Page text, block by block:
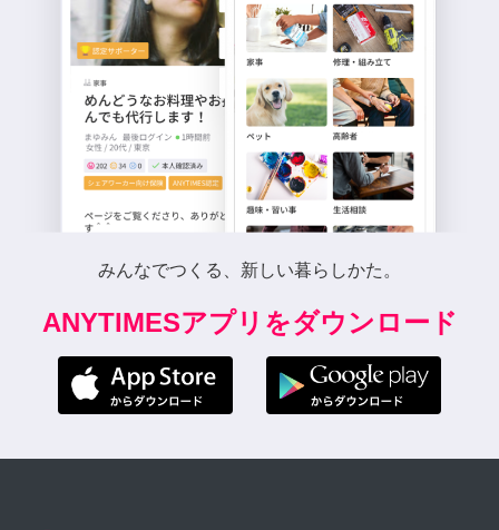
みんなでつくる、新しい暮らしかた。
ANYTIMESアプリをダウンロード